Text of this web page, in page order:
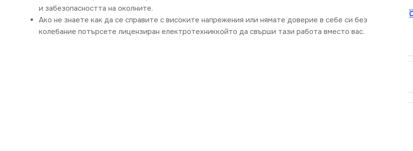
и забезопасността на околните.
Ако не знаете как да се справите с високите напрежения или нямате доверие в себе си без
колебание потърсете лицензиран електротехниккойто да свърши тази работа вместо вас.